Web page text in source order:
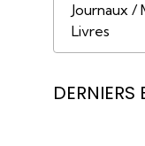
Journaux /
Livres
DERNIERS